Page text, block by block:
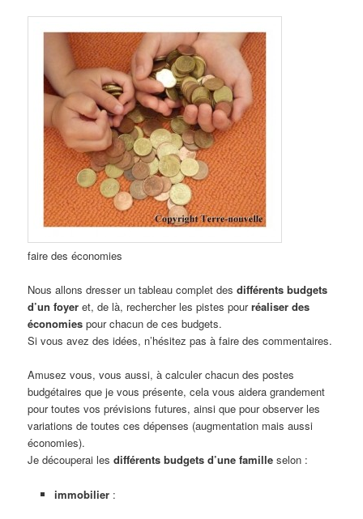
faire des économies
Nous allons dresser un tableau complet desdifférents budgets
d’un foyer et, de là, rechercher les pistes pourréaliser des
économies pour chacun de ces budgets.
Si vous avez des idées, n’hésitez pas à faire des commentaires.
Amusez vous, vous aussi, à calculer chacun des postes
budgétaires que je vous présente, cela vous aidera grandement
pour toutes vos prévisions futures, ainsi que pour observer les
variations de toutes ces dépenses (augmentation mais aussi
économies).
Je découperai lesdifférents budgets d’une famille selon :
immobilier: